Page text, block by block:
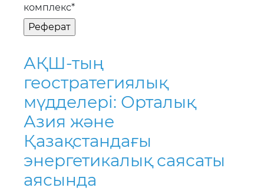
комплекс*
АҚШ-тың
геостратегиялық
мүдделерi: Орталық
Азия және
Қазақстандағы
энергетикалық саясаты
аясында